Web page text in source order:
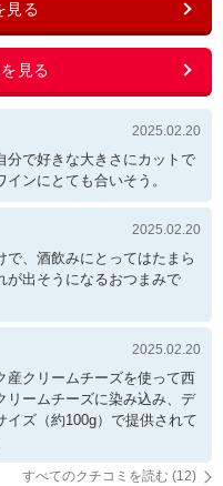
2025.02.20
分で好きな大きさにカットで
ンにとても合いそう。
2025.02.20
、酒飲みにとってはたまら
が出そうになるおつまみで
2025.02.20
産クリームチーズを使って西
リームチーズに染み込み、デ
ズ（約100g）で提供されて
すべてのクチコミを読む (12)